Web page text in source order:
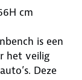
cm
is een
het veilig
Deze